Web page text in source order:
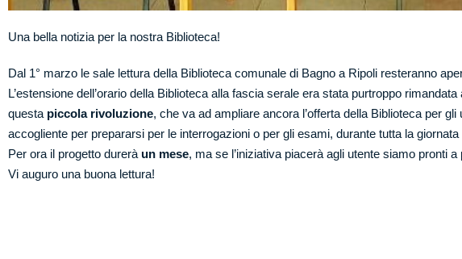
Una bella notizia per la nostra Biblioteca!
Dal 1° marzo le sale lettura della Biblioteca comunale di Bagno a Ripoli resteranno
L’estensione dell’orario della Biblioteca alla fascia serale era stata purtroppo
questa piccola rivoluzione, che va ad ampliare ancora l’offerta della Biblioteca per
accogliente per prepararsi per le interrogazioni o per gli esami, durante tutta la giornata
Per ora il progetto durerà un mese, ma se l’iniziativa piacerà agli utente siamo pronti
Vi auguro una buona lettura!